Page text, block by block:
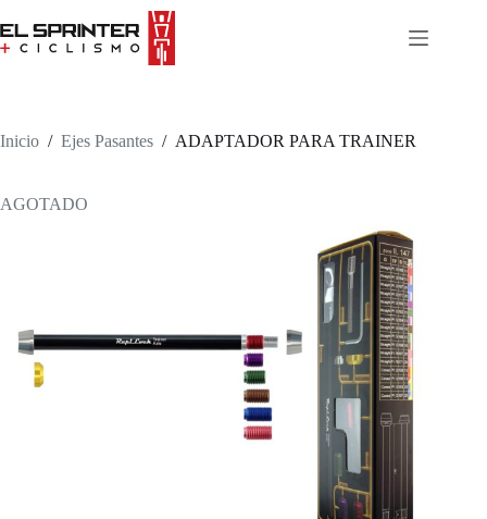
to
content
Inicio / Ejes Pasantes / ADAPTADOR PARA TRAINER
AGOTADO